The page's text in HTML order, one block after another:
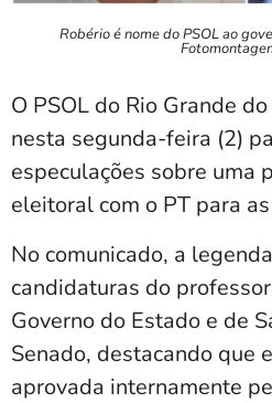
Robério é nome do PSOL ao
O PSOL do Rio Grande
nesta segunda-feira (2)
especulações sobre uma
eleitoral com o PT para
No comunicado, a
candidaturas do
Governo do Estado e de
Senado, destacando que
aprovada internamente